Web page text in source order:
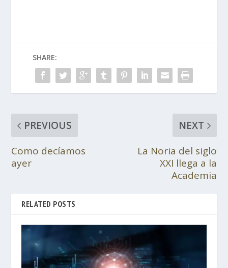
SHARE:
PREVIOUS
Como decíamos
ayer
NEXT
La Noria del siglo
XXI llega a la
Academia
RELATED POSTS